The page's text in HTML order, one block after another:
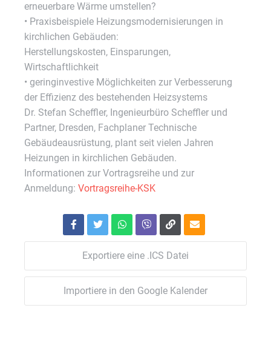
erneuerbare Wärme umstellen?
• Praxisbeispiele Heizungsmodernisierungen in
kirchlichen Gebäuden:
Herstellungskosten, Einsparungen,
Wirtschaftlichkeit
• geringinvestive Möglichkeiten zur Verbesserung
der Effizienz des bestehenden Heizsystems
Dr. Stefan Scheffler, Ingenieurbüro Scheffler und
Partner, Dresden, Fachplaner Technische
Gebäudeausrüstung, plant seit vielen Jahren
Heizungen in kirchlichen Gebäuden.
Informationen zur Vortragsreihe und zur
Anmeldung: Vortragsreihe-KSK
Exportiere eine .ICS Datei
Importiere in den Google Kalender